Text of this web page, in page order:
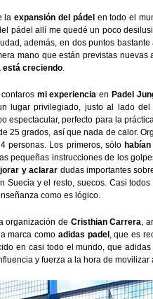
laexpansión del pádel en todo el
pádel allí me quedé un poco
además, en dos puntos
mano que están previstas
está creciendo.
mi experiencia en Padel
lugar privilegiado, justo al lado
espectacular, perfecto para la
25 grados, así que nada de calor.
personas. Los primeros, sólo
pequeñas instrucciones de los
y aclarar dudas importantes
Suecia y el resto, suecos. Casi
como es lógico.
organización de Cristhian Carrera,
marca como adidas padel , que es
en casi todo el mundo, que adidas
y fuerza a la hora de